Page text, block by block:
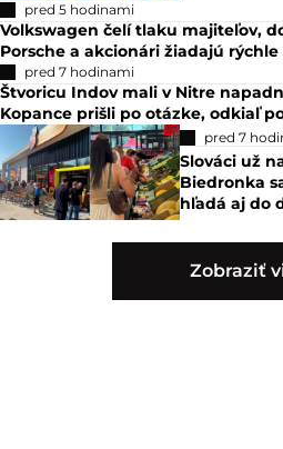
pred 5 hodinami
Volkswagen čelí tlaku majiteľov,
Porsche a akcionári žiadajú
pred 7 hodinami
Štvoricu Indov mali v Nitre
Kopance prišli po otázke, odkiaľ
pred 7
Slováci už
Biedronka
hľadá aj do
Zobraziť